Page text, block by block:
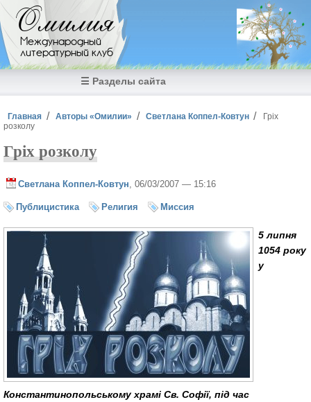
Перейти к основному содержанию
Омилия
Международный
литературный клуб
☰ Разделы сайта
Вы здесь
Главная Авторы «Омилии» Светлана Коппел-Ковтун
Гріх
розколу
Гріх розколу
Светлана Коппел-Ковтун , 06/03/2007 — 15:16
Публицистика Религия Миссия
5 липня
1054 року
у
Константинопольському храмі Св. Софії, під час